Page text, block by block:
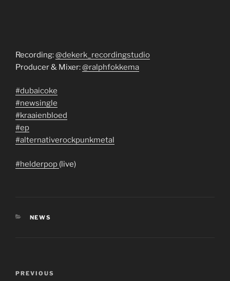
Recording:@dekerk_recordingstudio
Producer & Mixer:@ralphfokkema
#dubaicoke
#newsingle
#kraaienbloed
#ep
#alternativerockpunkmetal
#helderpop (live)
CATEGORIES
NEWS
Previous
PREVIOUS